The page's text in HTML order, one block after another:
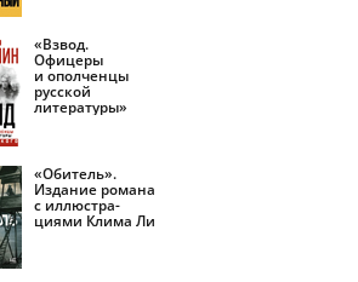
«Взвод.
Офицеры
и ополченцы
русской
литературы»
«Обитель».
Издание романа
с иллюстра­
циями Клима Ли